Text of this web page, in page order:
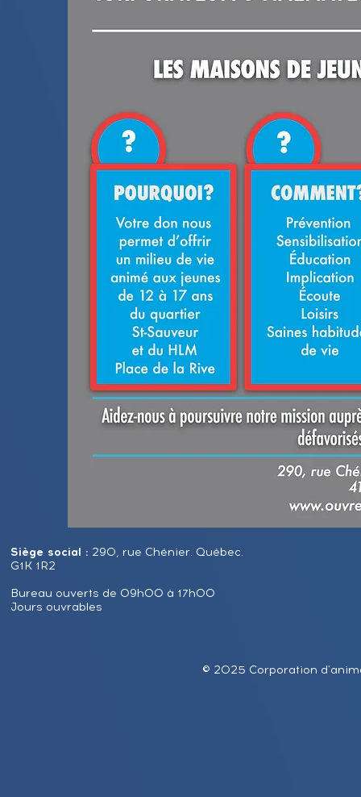
Siège social : 290, rue Chénier. Québec.
G1K 1R2
Bureau ouverts de 09h00 à 17h00
Jours ouvrables
© 2025 Corporation